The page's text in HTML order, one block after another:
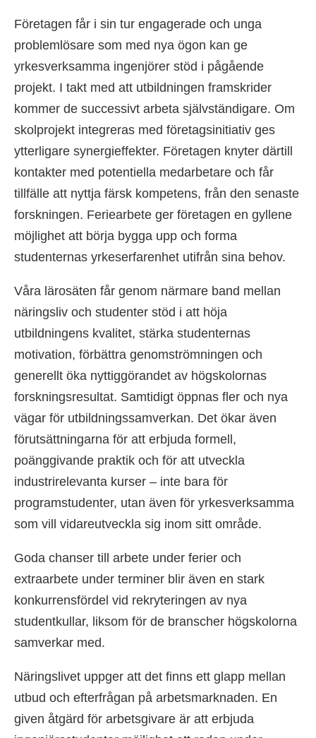
Företagen får i sin tur engagerade och unga
problemlösare som med nya ögon kan ge
yrkesverksamma ingenjörer stöd i pågående
projekt. I takt med att utbildningen framskrider
kommer de successivt arbeta självständigare. Om
skolprojekt integreras med företagsinitiativ ges
ytterligare synergieffekter. Företagen knyter därtill
kontakter med potentiella medarbetare och får
tillfälle att nyttja färsk kompetens, från den senaste
forskningen. Feriearbete ger företagen en gyllene
möjlighet att börja bygga upp och forma
studenternas yrkeserfarenhet utifrån sina behov.
Våra lärosäten får genom närmare band mellan
näringsliv och studenter stöd i att höja
utbildningens kvalitet, stärka studenternas
motivation, förbättra genomströmningen och
generellt öka nyttiggörandet av högskolornas
forskningsresultat. Samtidigt öppnas fler och nya
vägar för utbildningssamverkan. Det ökar även
förutsättningarna för att erbjuda formell,
poänggivande praktik och för att utveckla
industrirelevanta kurser – inte bara för
programstudenter, utan även för yrkesverksamma
som vill vidareutveckla sig inom sitt område.
Goda chanser till arbete under ferier och
extraarbete under terminer blir även en stark
konkurrensfördel vid rekryteringen av nya
studentkullar, liksom för de branscher högskolorna
samverkar med.
Näringslivet uppger att det finns ett glapp mellan
utbud och efterfrågan på arbetsmarknaden. En
given åtgärd för arbetsgivare är att erbjuda